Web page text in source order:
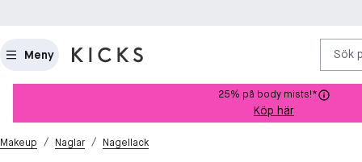
Meny Sök
25% på body mists!*
Köp här
Makeup / Naglar / Nagellack